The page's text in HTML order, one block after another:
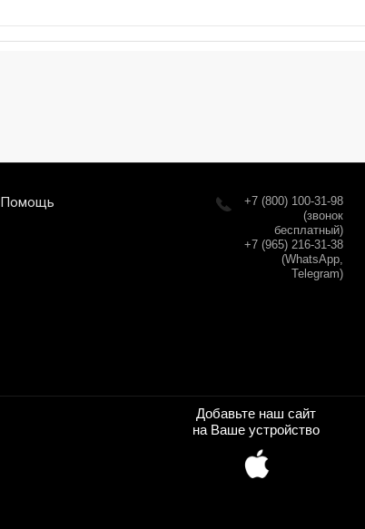
Помощь
+7 (800) 100-31-98
(звонок
бесплатный)
+7 (965) 216-31-38
(WhatsApp,
Telegram)
Добавьте наш сайт
на Ваше устройство